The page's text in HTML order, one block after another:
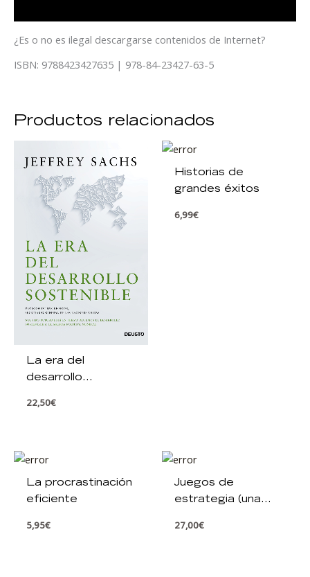
¿Es o no es ilegal descargarse contenidos de Internet?
ISBN: 9788423427635 | 978-84-23427-63-5
Productos relacionados
La era del
desarrollo
22,50€
Historias de
grandes éxitos
6,99€
La procrastinación
eficiente
5,95€
Juegos de
estrategia (una
silenciosa en la
27,00€